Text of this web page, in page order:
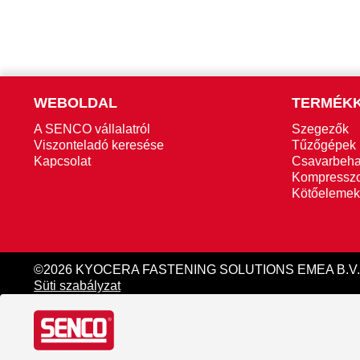
WEBOLDAL
A SENCO vállalatról
Viszonteladó keresése
Kapcsolat
Szegezők
Tűzőgépek
Kötőelemek
©2026 KYOCERA FASTENING SOLUTIONS EMEA B.V. |
Süti szabályzat